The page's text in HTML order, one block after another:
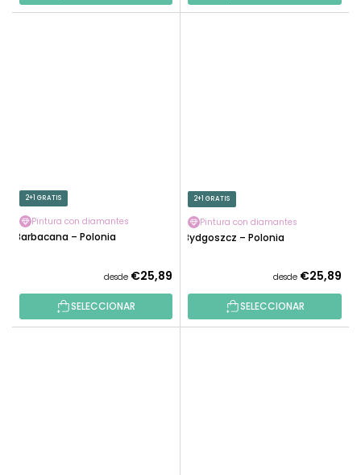
2+1 GRATIS
Pintura con diamantes
Barbacana – Polonia
desde €25,89
SELECCIONAR
2+1 GRATIS
Pintura con diamantes
Bydgoszcz – Polonia
desde €25,89
SELECCIONAR